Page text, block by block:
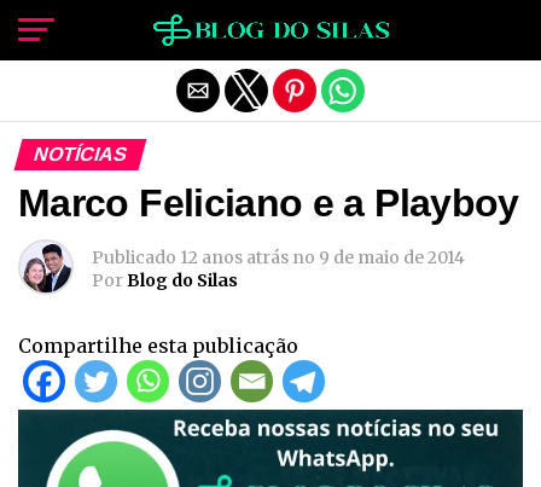
NOTÍCIAS
Marco Feliciano e a Playboy
Publicado 12 anos atrás no 9 de maio de 2014
PorBlog do Silas
Compartilhe esta publicação
Sair da versão mobile